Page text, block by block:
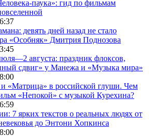
паука»: гид по фильмам
девять дней назад не стало
«Особняк» Дмитрия Поднозова
августа: праздник флоксов,
сдвиг» у Манежа и «Музыка мира»
«Матрица» в российской глуши. Чем
«Непокой» с музыкой Курехина?
7 ярких текстов о реальных людях от
до Энтони Хопкинса